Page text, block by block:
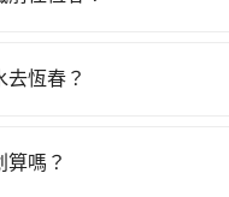
前往最靠近的台中高
春鎮的目的地。全程加
恆春？
位，小轎車如Toyota
嗎？